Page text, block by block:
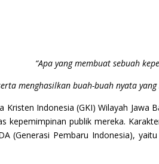
“Apa yang membuat sebuah
menghasilkan buah-buah nyata
Indonesia (GKI) Wilayah Jawa
kepemimpinan publik mereka.
(Generasi Pembaru Indonesia),